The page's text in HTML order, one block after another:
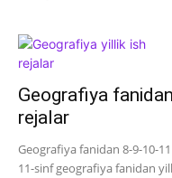
Geografiya
rejalar
Geografiya fanidan 8-9-10-
11-sinf geografiya fanidan